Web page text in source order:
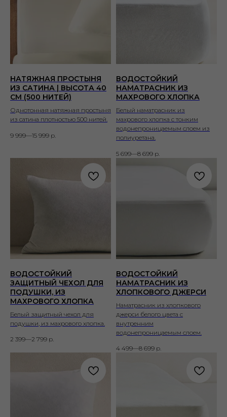
НАТЯЖНАЯ ПРОСТЫНЯ
ИЗ САТИНА | ВЫСОТА 40
СМ (500 НИТЕЙ)
Однотонная натяжная простыня
из сатина плотностью 500 нитей.
9 999—15 999 р.
ВОДОСТОЙКИЙ
НАМАТРАСНИК ИЗ
МАХРОВОГО ХЛОПКА
Белый наматрасник из
махрового хлопка с тонким
водонепроницаемым слоем из
полиуретана.
5 699—8 699 р.
ВОДОСТОЙКИЙ
ЗАЩИТНЫЙ ЧЕХОЛ ДЛЯ
ПОДУШКИ, ИЗ
МАХРОВОГО ХЛОПКА
Белый защитный чехол для
подушки, из махрового хлопка.
2 399—2 799 р.
ВОДОСТОЙКИЙ
НАМАТРАСНИК ИЗ
ХЛОПКОВОГО ДЖЕРСИ
Наматрасник из хлопкового
джерси белого цвета с
внутренним
водонепроницаемым слоем.
4 499—8 699 р.